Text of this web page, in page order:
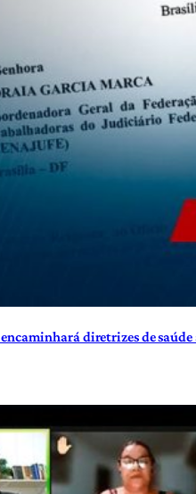
encaminhará diretrizes de